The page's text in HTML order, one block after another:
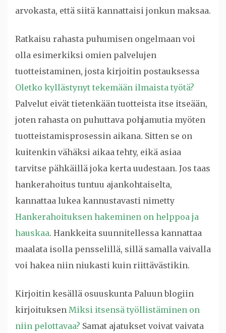
arvokasta, että siitä kannattaisi jonkun maksaa.
Ratkaisu rahasta puhumisen ongelmaan voi
olla esimerkiksi omien palvelujen
tuotteistaminen, josta kirjoitin postauksessa
Oletko kyllästynyt tekemään ilmaista työtä?
Palvelut eivät tietenkään tuotteista itse itseään,
joten rahasta on puhuttava pohjamutia myöten
tuotteistamisprosessin aikana. Sitten se on
kuitenkin vähäksi aikaa tehty, eikä asiaa
tarvitse pähkäillä joka kerta uudestaan. Jos taas
hankerahoitus tuntuu ajankohtaiselta,
kannattaa lukea kannustavasti nimetty
Hankerahoituksen hakeminen on helppoa ja
hauskaa. Hankkeita suunnitellessa kannattaa
maalata isolla pensselillä, sillä samalla vaivalla
voi hakea niin niukasti kuin riittävästikin.
Kirjoitin kesällä osuuskunta Paluun blogiin
kirjoituksen Miksi itsensä työllistäminen on
niin pelottavaa? Samat ajatukset voivat vaivata